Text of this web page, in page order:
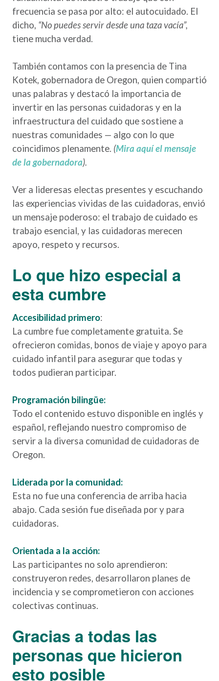
frecuencia se pasa por alto: el autocuidado. El
dicho, “No puedes servir desde una taza vacía”,
tiene mucha verdad.
También contamos con la presencia de Tina
Kotek, gobernadora de Oregon, quien compartió
unas palabras y destacó la importancia de
invertir en las personas cuidadoras y en la
infraestructura del cuidado que sostiene a
nuestras comunidades — algo con lo que
coincidimos plenamente. (Mira aquí el mensaje
de la gobernadora).
Ver a lideresas electas presentes y escuchando
las experiencias vividas de las cuidadoras, envió
un mensaje poderoso: el trabajo de cuidado es
trabajo esencial, y las cuidadoras merecen
apoyo, respeto y recursos.
Lo que hizo especial a
esta cumbre
Accesibilidad primero:
La cumbre fue completamente gratuita. Se
ofrecieron comidas, bonos de viaje y apoyo para
cuidado infantil para asegurar que todas y
todos pudieran participar.
Programación bilingüe:
Todo el contenido estuvo disponible en inglés y
español, reflejando nuestro compromiso de
servir a la diversa comunidad de cuidadoras de
Oregon.
Liderada por la comunidad:
Esta no fue una conferencia de arriba hacia
abajo. Cada sesión fue diseñada por y para
cuidadoras.
Orientada a la acción:
Las participantes no solo aprendieron:
construyeron redes, desarrollaron planes de
incidencia y se comprometieron con acciones
colectivas continuas.
Gracias a todas las
personas que hicieron
esto posible